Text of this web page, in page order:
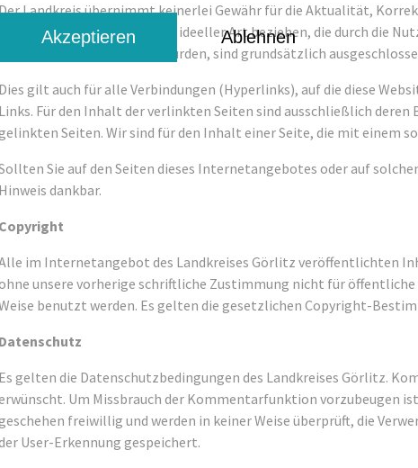
Landkreis übernimmt keinerlei Gewähr für die Aktualität,
Schäden materieller oder ideeller Art beziehen, die durch die
verursacht wurden, sind grundsätzlich
gilt auch für alle Verbindungen (Hyperlinks), auf die diese
Für den Inhalt der verlinkten Seiten sind ausschließlich
Seiten. Wir sind für den Inhalt einer Seite, die mit einem
Sie auf den Seiten dieses Internetangebotes oder auf
dankbar.
im Internetangebot des Landkreises Görlitz veröffentlichten
unsere vorherige schriftliche Zustimmung nicht für
benutzt werden. Es gelten die gesetzlichen Copyright-
gelten die Datenschutzbedingungen des Landkreises Görlitz.
Um Missbrauch der Kommentarfunktion vorzubeugen
freiwillig und werden in keiner Weise überprüft, die
User-Erkennung gespeichert.
Akzeptieren Ablehnen